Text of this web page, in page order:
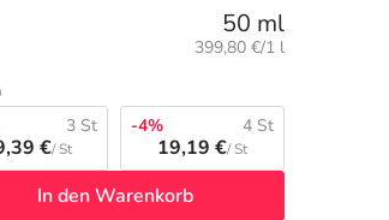
50 ml
Grundpreis:
399,80 €/1 l
3 St
€/ St
-4% 4 St
19,19 €/ St
In den Warenkorb